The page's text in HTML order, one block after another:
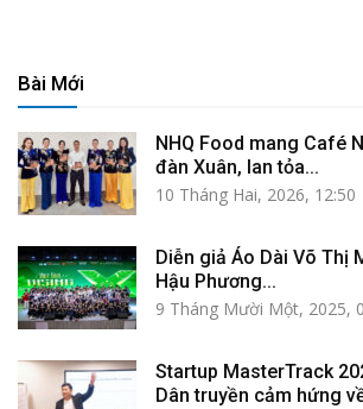
Bài Mới
NHQ Food mang Café
đàn Xuân, lan tỏa...
10 Tháng Hai, 2026, 12:50
Diễn giả Áo Dài Võ Thị
Hậu Phương...
9 Tháng Mười Một, 2025,
Startup MasterTrack
Dân truyền cảm hứng